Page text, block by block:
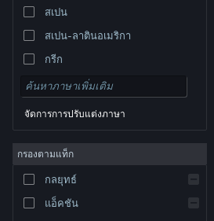
© Valve Corporation สงวนลิขสิทธิ์ เครื่องหมายการค้า
และประเทศอื่น
นโยบายความเป็นส่วนตัว
การช่วยการเข้าถึง|
Steam| การคืนเงิน
สเปน
สเปน-ลาตินอเมริกา
กรีก
จัดการการปรับแต่งภาษา
กรองตามแท็ก
กลยุทธ์
แอ็คชัน